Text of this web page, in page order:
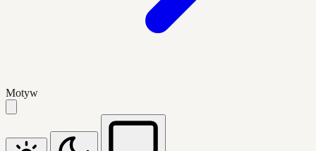
Motyw